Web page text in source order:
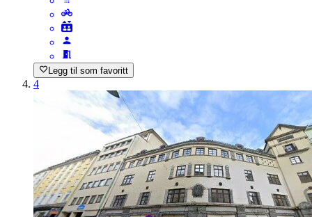
Legg til som favoritt
4